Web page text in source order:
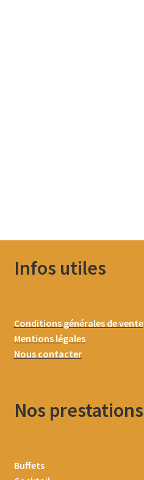
Infos utiles
Conditions générales de vente
Mentions légales
Nous contacter
Nos prestations
Buffets